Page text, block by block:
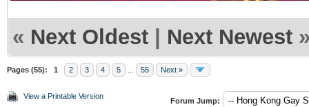
« Next Oldest | Next Newest
Pages (55): 1 2 3 4 5 55 Next »
View a Printable Version
Forum Jump: